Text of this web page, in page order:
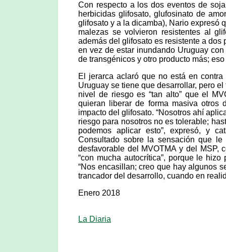
Con respecto a los dos eventos de
herbicidas glifosato, glufosinato de
glifosato y a la dicamba), Nario expresó
malezas se volvieron resistentes al
además del glifosato es resistente a
en vez de estar inundando Uruguay
de transgénicos y otro producto más;
El jerarca aclaró que no está en
Uruguay se tiene que desarrollar, pero
nivel de riesgo es “tan alto” que el
quieran liberar de forma masiva
impacto del glifosato. “Nosotros ahí
riesgo para nosotros no es tolerable;
podemos aplicar esto”, expresó, y
Consultado sobre la sensación que
desfavorable del MVOTMA y del MSP,
“con mucha autocrítica”, porque le
“Nos encasillan; creo que hay algunos
trancador del desarrollo, cuando en
Enero 2018
La Diaria